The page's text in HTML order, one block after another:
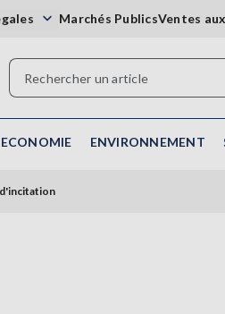
Marchés PublicsVentes
ECONOMIE ENVIRONNEMENT
d'incitation